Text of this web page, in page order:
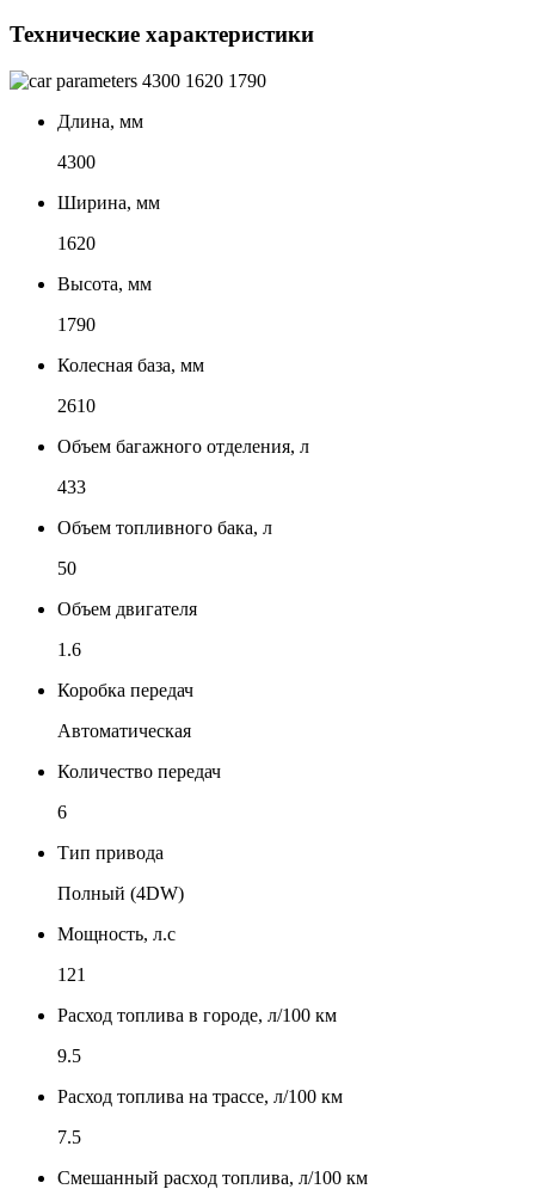
Технические характеристики
4300 1620 1790
Длина, мм
4300
Ширина, мм
1620
Высота, мм
1790
Колесная база, мм
2610
Объем багажного отделения, л
433
Объем топливного бака, л
50
Объем двигателя
1.6
Коробка передач
Автоматическая
Количество передач
6
Тип привода
Полный (4DW)
Мощность, л.с
121
Расход топлива в городе, л/100 км
9.5
Расход топлива на трассе, л/100 км
7.5
Смешанный расход топлива, л/100 км